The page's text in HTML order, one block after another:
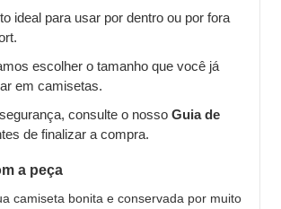
ideal para usar por dentro ou por fora
escolher o tamanho que você já
em camisetas.
consulte o nosso Guia de
de finalizar a compra.
a peça
camiseta bonita e conservada por muito